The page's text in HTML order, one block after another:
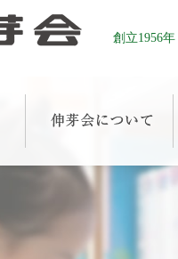
創立1956年